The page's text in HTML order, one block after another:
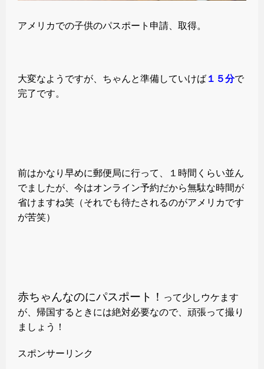
アメリカでの子供のパスポート申請、取得。
大変なようですが、ちゃんと準備していけば １５分で
完了です。
前はかなり早めに郵便局に行って、１時間くらい並ん
でましたが、今はオンライン予約だから無駄な時間が
省けますね笑（それでも待たされるのがアメリカです
が苦笑）
赤ちゃんなのにパスポート！ って少しウケます
が、帰国するときには絶対必要なので、頑張って撮り
ましょう！
スポンサーリンク